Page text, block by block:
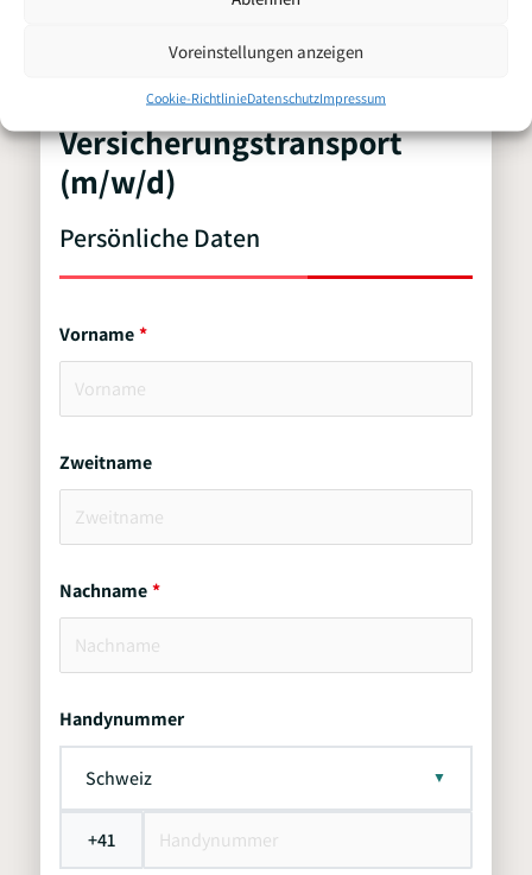
Voreinstellungen anzeigen
Cookie-RichtlinieDatenschutzImpressum
Chauffeur Kat.
Versicherungstransport
(m/w/d)
Persönliche Daten
Vorname
Zweitname
Nachname
Handynummer
Schweiz
+41